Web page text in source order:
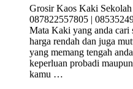
Grosir Kaos Kaki
087822557805 |
Mata Kaki yang anda cari
harga rendah dan juga
yang memang tengah
keperluan probadi
kamu …